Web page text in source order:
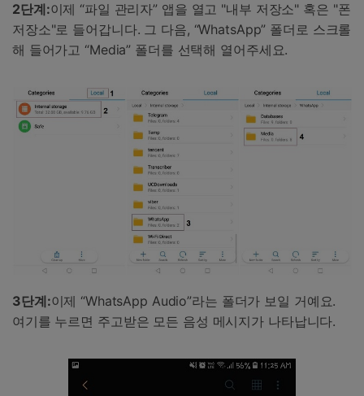
2단계:이제 “파일 관리자” 앱을 열고 "내부 저장소" 혹은 "폰
저장소"로 들어갑니다. 그 다음, “WhatsApp” 폴더로 스크롤
해 들어가고 “Media” 폴더를 선택해 열어주세요.
3단계:이제 “WhatsApp Audio”라는 폴더가 보일 거예요.
여기를 누르면 주고받은 모든 음성 메시지가 나타납니다.